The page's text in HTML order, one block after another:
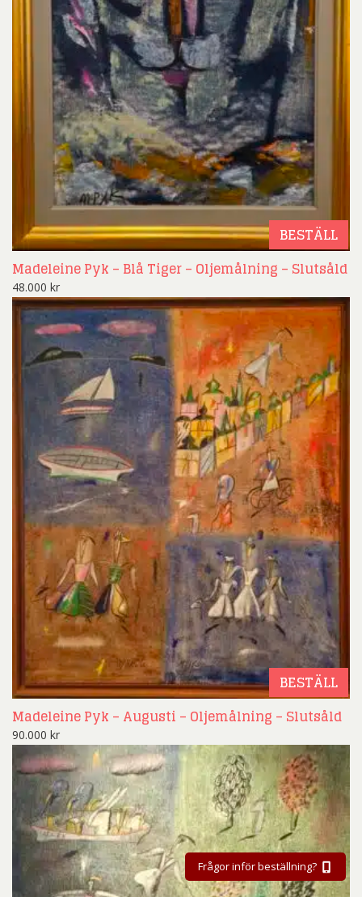
BESTÄLL
Madeleine Pyk – Blå Tiger – Oljemålning – Slutsåld
48.000 kr
BESTÄLL
Madeleine Pyk – Augusti – Oljemålning – Slutsåld
90.000 kr
Frågor inför beställning?